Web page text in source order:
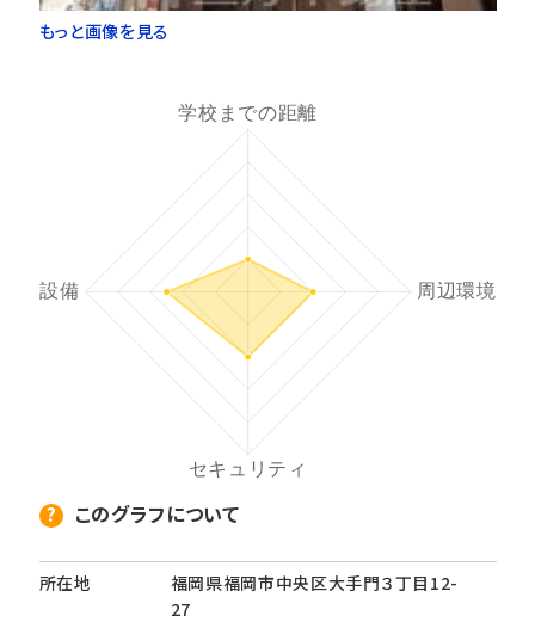
もっと画像を見る
このグラフについて
所在地
福岡県福岡市中央区大手門３丁目12-
27